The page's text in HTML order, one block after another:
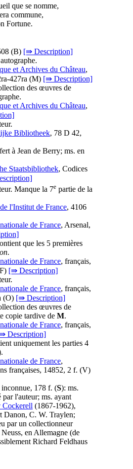
que se nomme,
commune,
Fortune.
(B) [⇛ Description]
et Archives du Château,
427ra (M) [⇛ Description]
des œuvres de
et Archives du Château,
Bibliotheek, 78 D 42,
à Jean de Berry; ms. en
Staatsbibliothek, Codices
Manque la 7e partie de la
l'Institut de France, 4106
de France, Arsenal,
que les 5 premières
.
de France, français,
F) [⇛ Description]
de France, français,
(O) [⇛ Description]
des œuvres de
copie tardive de M.
de France, français,
Description]
uniquement les parties 4
de France,
françaises, 14852, 2 f. (V)
178 f. (S): ms.
l'auteur; ms. ayant
Cockerell (1867-1962),
Danon, C. W. Traylen;
par un collectionneur
en Allemagne (de
Richard Feldhaus